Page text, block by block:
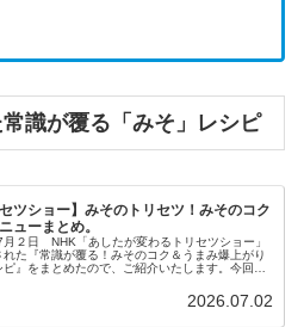
識が覆る「みそ」レシピ
セツショー】みそのトリセツ！みそのコク
ューまとめ。
２日 NHK「あしたが変わるトリセツショー」
れた『常識が覆る！みそのコク＆うまみ爆上がり
ピ』をまとめたので、ご紹介いたします。今回は
2026.07.02